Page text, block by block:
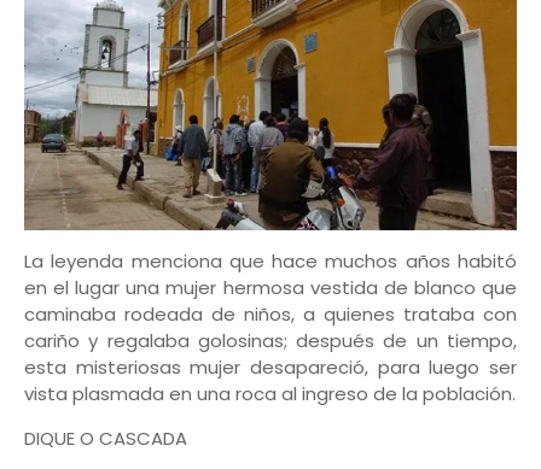
La leyenda menciona que hace muchos años habitó
en el lugar una mujer hermosa vestida de blanco que
caminaba rodeada de niños, a quienes trataba con
cariño y regalaba golosinas; después de un tiempo,
esta misteriosas mujer desapareció, para luego ser
vista plasmada en una roca al ingreso de la población.
DIQUE O CASCADA